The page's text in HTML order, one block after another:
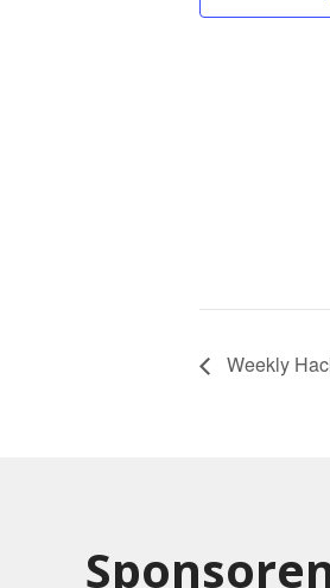
Weekly